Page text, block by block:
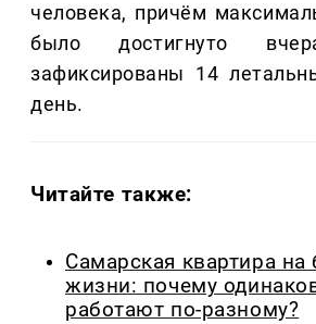
человека, причём
было достигнуто
зафиксированы 14
день.
Читайте также:
Самарская квартира на
жизни: почему
работают по-разному?